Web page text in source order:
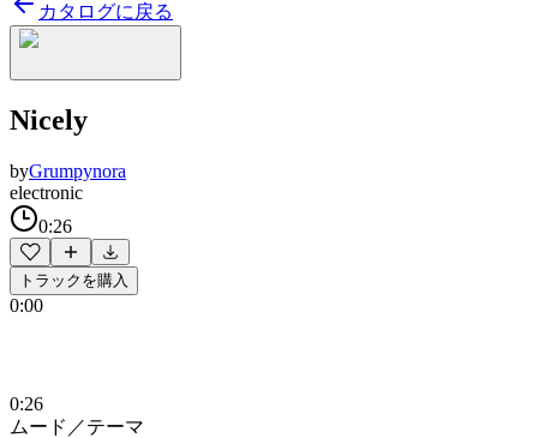
カタログに戻る
Nicely
byGrumpynora
electronic
0:26
トラックを購入
0:00
0:26
ムード／テーマ